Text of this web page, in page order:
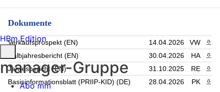
Dokumente
Verkaufsprospekt (EN) 14.04.2026 VW
Halbjahresbericht (EN)
30.04.2026 HA
Jahresbericht (EN)
31.10.2025 RE
Basisinformationsblatt (PRIIP-KID) (DE)
28.04.2026 PK
HBm Edition
manager-Gruppe
Abo mm